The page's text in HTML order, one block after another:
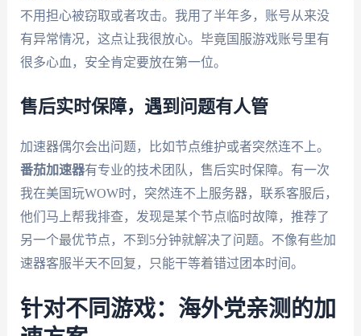
不用担心被窃取或者攻击。我用了半年多，账号从来没
有异常情况，这点让我很放心。毕竟国服游戏账号里有
很多心血，安全肯定要放在第一位。
售后实时保障，遇到问题有人管
加速器偶尔会出问题，比如节点维护或者突然连不上。
番茄加速器有专业的技术团队，售后实时保障。有一次
我在美国玩WOW时，突然连不上服务器，联系客服后，
他们马上帮我排查，发现是某个节点临时故障，推荐了
另一个最优节点，不到5分钟就解决了问题。不像有些加
速器客服半天不回复，只能干等着错过团本时间。
针对不同游戏：海外党亲测的加